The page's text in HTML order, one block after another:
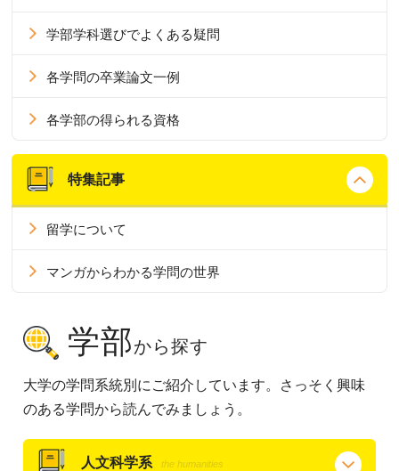
学部学科選びでよくある疑問
各学問の卒業論文一例
各学部の得られる資格
特集記事
留学について
マンガからわかる学問の世界
学部から探す
大学の学問系統別にご紹介しています。さっそく興味
のある学問から読んでみましょう。
人文科学系 the humanities